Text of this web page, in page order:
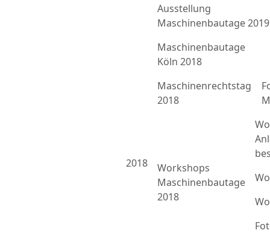
Ausstellung
Maschinenbautage 2019
2018
Maschinenbautage
Köln 2018
Maschinenrechtstag
2018
Workshops
Maschinenbautage
2018